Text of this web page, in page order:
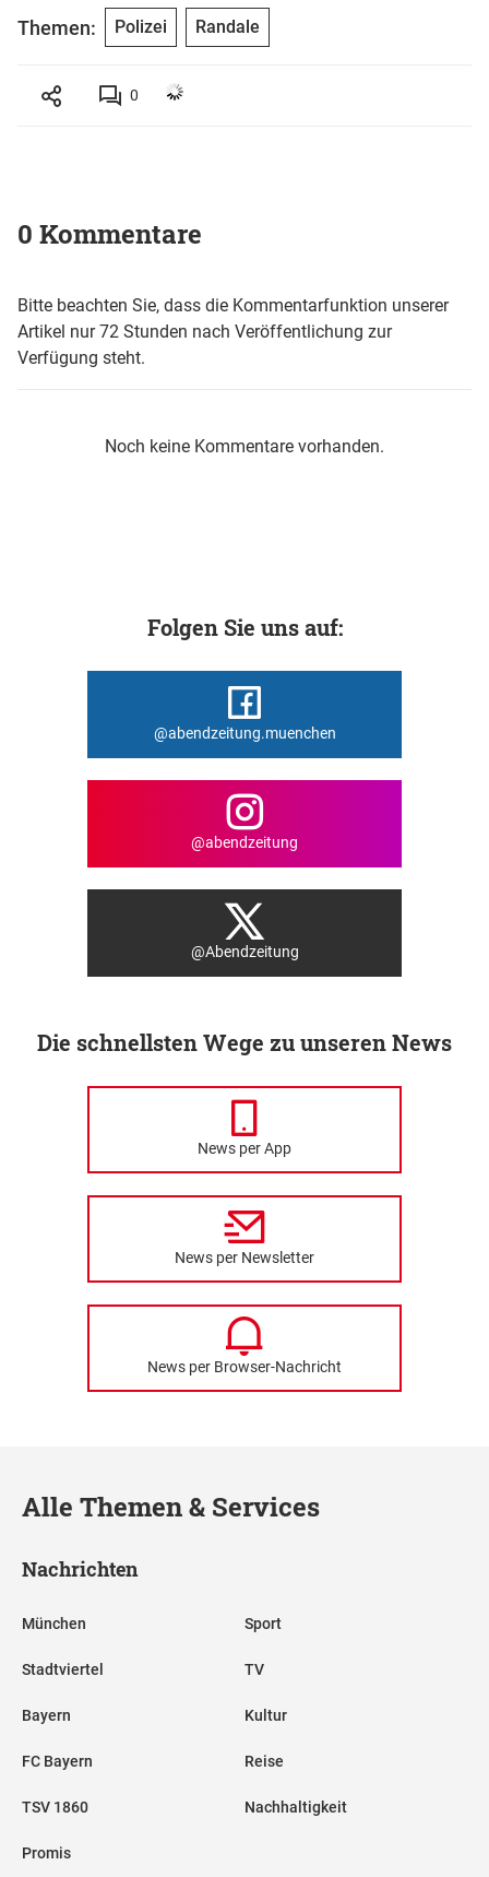
Themen: Polizei Randale
0
0 Kommentare
Bitte beachten Sie, dass die Kommentarfunktion unserer
Artikel nur 72 Stunden nach Veröffentlichung zur
Verfügung steht.
Noch keine Kommentare vorhanden.
Folgen Sie uns auf:
@abendzeitung.muenchen
@abendzeitung
@Abendzeitung
Die schnellsten Wege zu unseren News
News per App
News per Newsletter
News per Browser-Nachricht
Alle Themen & Services
Nachrichten
München
Stadtviertel
Bayern
FC Bayern
TSV 1860
Promis
Sport
TV
Kultur
Reise
Nachhaltigkeit